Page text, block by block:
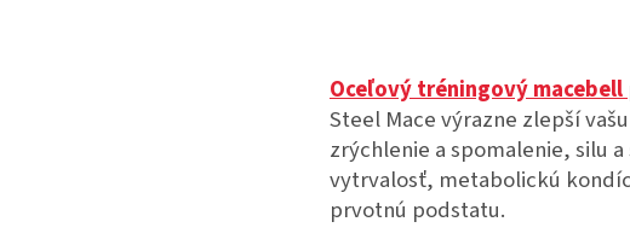
Oceľový tréningový macebell
Steel Mace výrazne zlepší
zrýchlenie a spomalenie, silu
vytrvalosť, metabolickú
prvotnú podstatu.